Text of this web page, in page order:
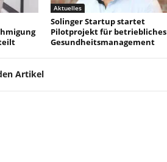
Aktuelles
Solinger Startup startet
Pilotprojekt für betriebliches
Gesundheitsmanagement
Artikel